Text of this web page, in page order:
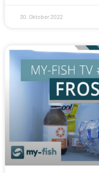
30. Oktober 2022